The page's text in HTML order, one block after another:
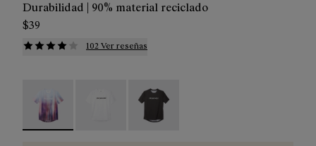
Durabilidad | 90% material reciclado
$39
102 Ver reseñas
Men’s Race T-Shirt - N1CMTS1-003 - Camiseta
Men’s Race T-Shirt - N1CMTS1-002
Men’s Race T-Shirt - N1CMTS1-001